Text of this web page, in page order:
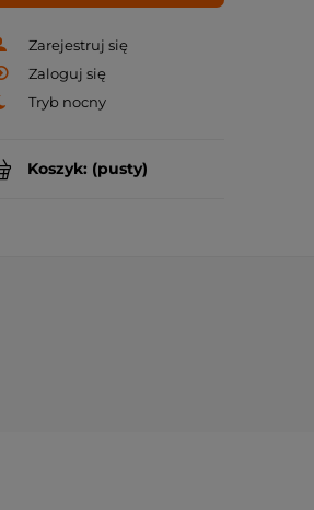
Zarejestruj się
Zaloguj się
Koszyk: (pusty)